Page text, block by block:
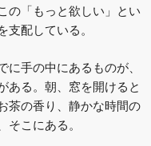
の「もっと欲しい」とい
支配している。
に手の中にあるものが、
ある。朝、窓を開けると
茶の香り、静かな時間の
こにある。